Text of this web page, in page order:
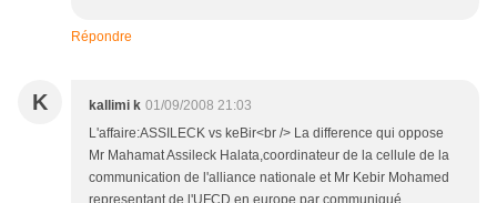
Répondre
K kallimi k 01/09/2008 21:03
L'affaire:ASSILECK vs keBir<br /> La difference qui oppose
Mr Mahamat Assileck Halata,coordinateur de la cellule de la
communication de l'alliance nationale et Mr Kebir Mohamed
representant de l'UFCD en europe par communiqué